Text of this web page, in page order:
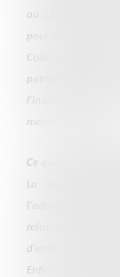
au 31 décembre
pour 2026 a mis
Code général de
patronale
l'indemnité, ce
mesuré du dispositif.
Ce que dit la
La rupture
l'administration
refuser, et le juge
d'entretien
Enfin, le Conseil